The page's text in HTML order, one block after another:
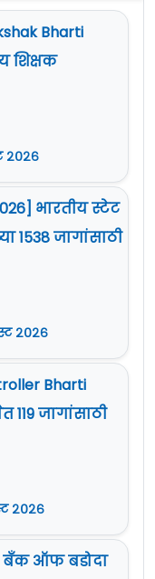
Bharti
शिक्षक
२०२६
भारतीय स्टेट
1538 जागांसाठी
२०२६
Bharti
119 जागांसाठी
२०२६
बँक ऑफ बडोदा